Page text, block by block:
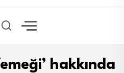
hakkında